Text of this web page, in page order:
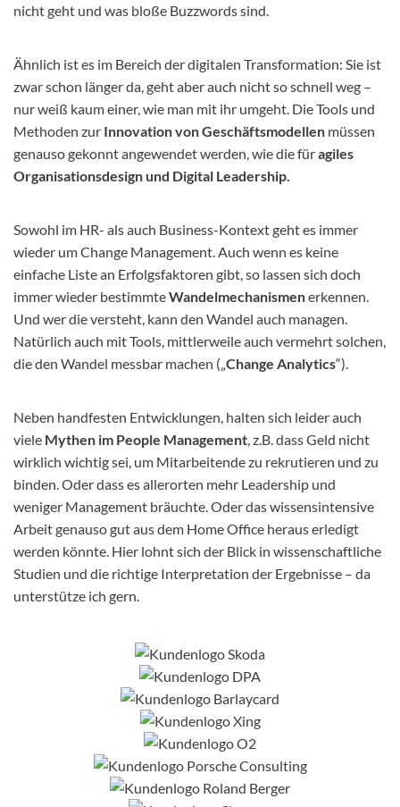
nicht geht und was bloße Buzzwords sind.
Ähnlich ist es im Bereich der digitalen Transformation: Sie ist
zwar schon länger da, geht aber auch nicht so schnell weg –
nur weiß kaum einer, wie man mit ihr umgeht. Die Tools und
Methoden zur Innovation von Geschäftsmodellen müssen
genauso gekonnt angewendet werden, wie die füragiles
Organisationsdesign und Digital Leadership.
Sowohl im HR- als auch Business-Kontext geht es immer
wieder um Change Management. Auch wenn es keine
einfache Liste an Erfolgsfaktoren gibt, so lassen sich doch
immer wieder bestimmteWandelmechanismenerkennen.
Und wer die versteht, kann den Wandel auch managen.
Natürlich auch mit Tools, mittlerweile auch vermehrt solchen,
die den Wandel messbar machen („Change Analytics“).
Neben handfesten Entwicklungen, halten sich leider auch
viele Mythen im People Management, z.B. dass Geld nicht
wirklich wichtig sei, um Mitarbeitende zu rekrutieren und zu
binden. Oder dass es allerorten mehr Leadership und
weniger Management bräuchte. Oder das wissensintensive
Arbeit genauso gut aus dem Home Office heraus erledigt
werden könnte. Hier lohnt sich der Blick in wissenschaftliche
Studien und die richtige Interpretation der Ergebnisse – da
unterstütze ich gern.